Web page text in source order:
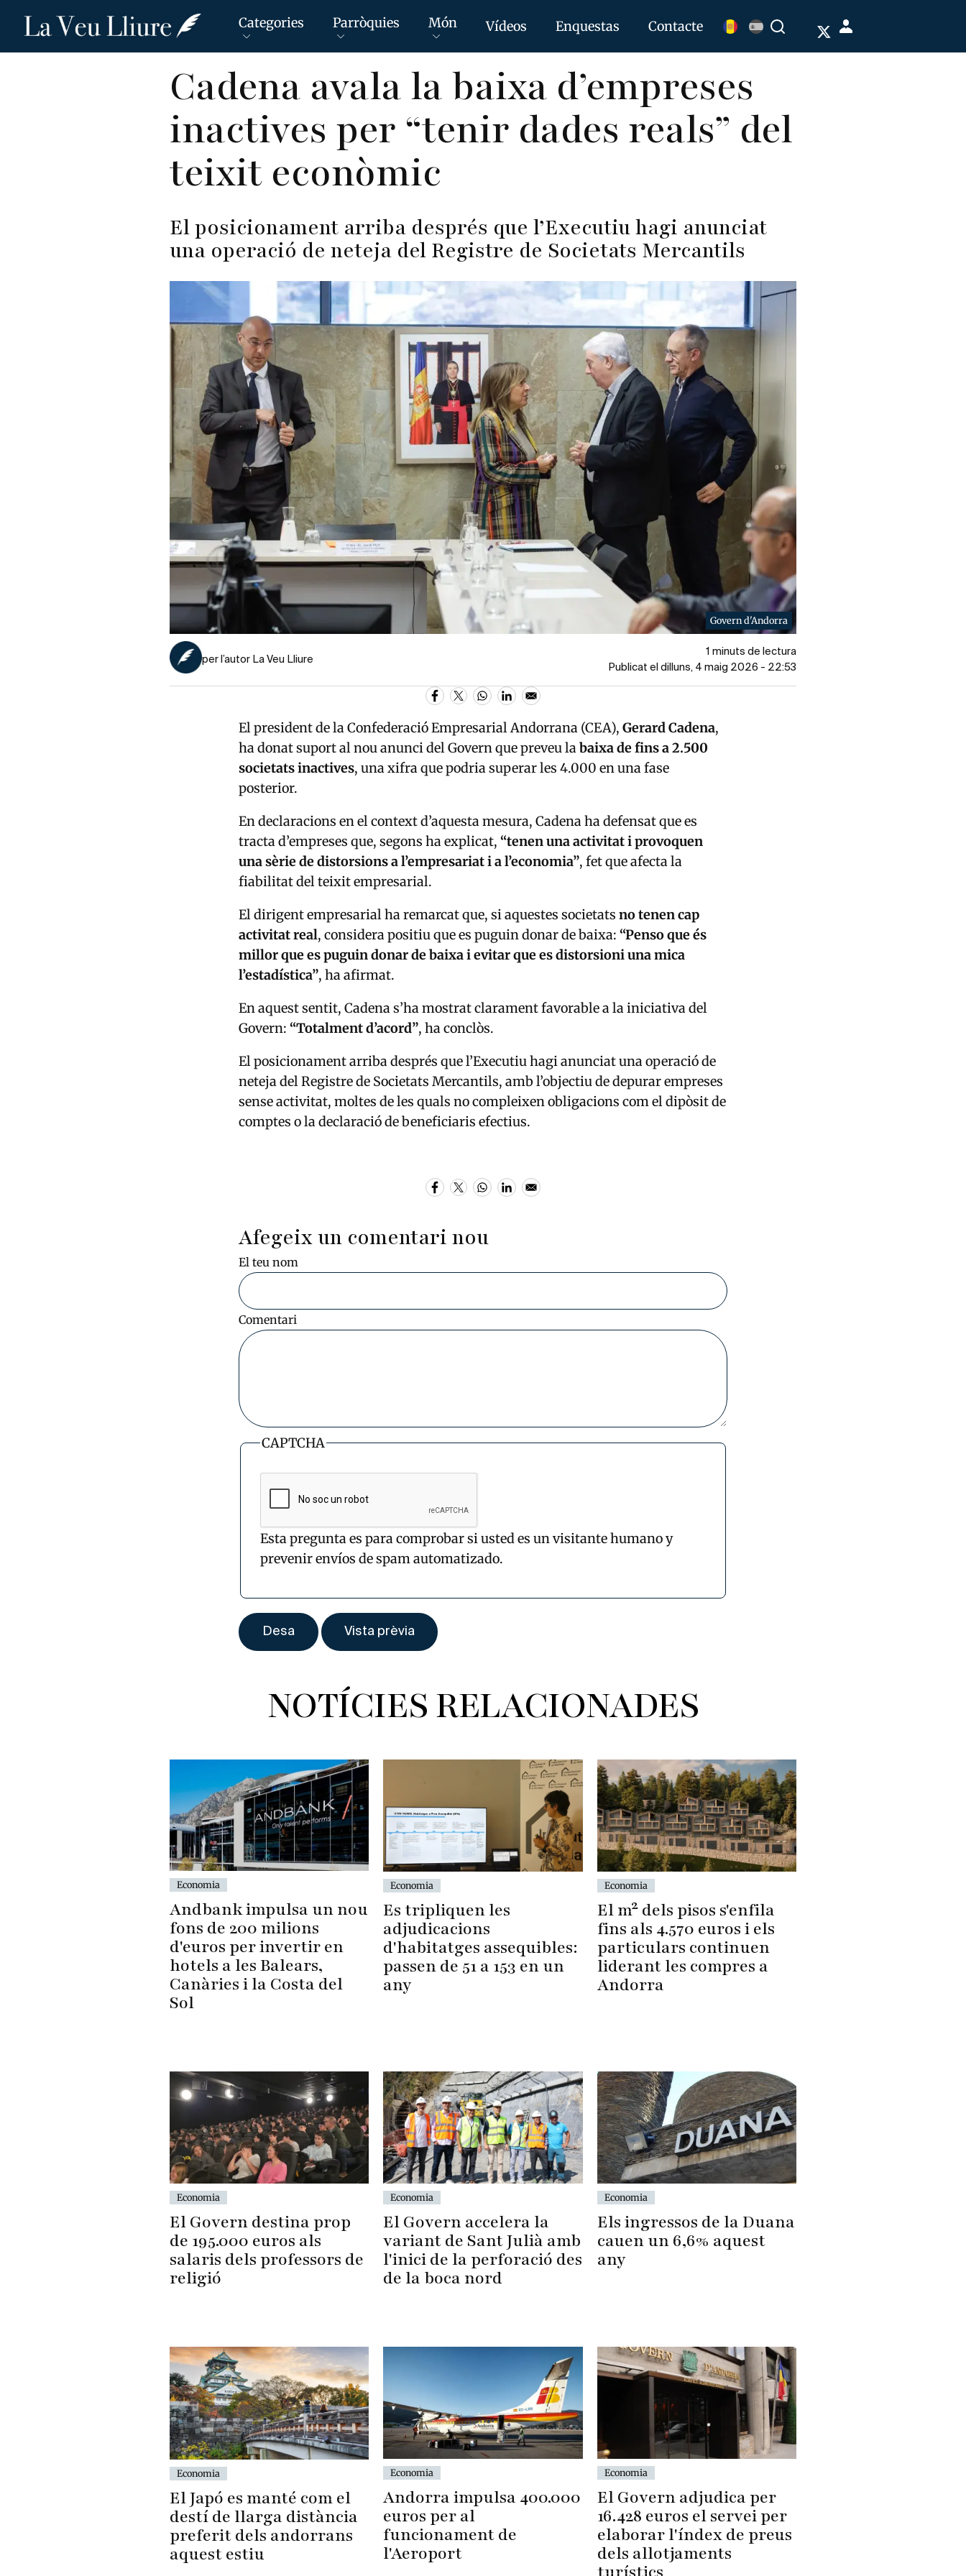
Vés
Categories Parròquies Món Vídeos Enquestas Contacte Buscar Menú
de
Cadena avala la baixa d’empreses
inactives per “tenir dades reals” del
teixit econòmic
El posicionament arriba després que l’Executiu hagi anunciat
una operació de neteja del Registre de Societats Mercantils
Govern d'Andorra
per l’autor La Veu Lliure
1 minuts de lectura
Publicat el dilluns, 4 maig 2026 - 22:53
El president de la Confederació Empresarial Andorrana (CEA), Gerard Cadena,
ha donat suport al nou anunci del Govern que preveu labaixa de fins a 2.500
societats inactives, una xifra que podria superar les 4.000 en una fase
posterior.
En declaracions en el context d’aquesta mesura, Cadena ha defensat que es
tracta d’empreses que, segons ha explicat, “tenen una activitat i provoquen
una sèrie de distorsions a l’empresariat i a l’economia”, fet que afecta la
fiabilitat del teixit empresarial.
El dirigent empresarial ha remarcat que, si aquestes societats no tenen cap
activitat real, considera positiu que es puguin donar de baixa: “Penso que és
millor que es puguin donar de baixa i evitar que es distorsioni una mica
l’estadística”, ha afirmat.
En aquest sentit, Cadena s’ha mostrat clarament favorable a la iniciativa del
Govern: “Totalment d’acord”, ha conclòs.
El posicionament arriba després que l’Executiu hagi anunciat una operació de
neteja del Registre de Societats Mercantils, amb l’objectiu de depurar empreses
sense activitat, moltes de les quals no compleixen obligacions com el dipòsit de
comptes o la declaració de beneficiaris efectius.
Afegeix un comentari nou
El teu nom
Comentari
CAPTCHA
Esta pregunta es para comprobar si usted es un visitante humano y
prevenir envíos de spam automatizado.
NOTÍCIES RELACIONADES
Economia
Andbank impulsa un nou
fons de 200 milions
d'euros per invertir en
hotels a les Balears,
Canàries i la Costa del
Sol
Economia
Es tripliquen les
adjudicacions
d'habitatges assequibles:
passen de 51 a 153 en un
any
Economia
El m² dels pisos s'enfila
fins als 4.570 euros i els
particulars continuen
liderant les compres a
Andorra
Economia
El Govern destina prop
de 195.000 euros als
salaris dels professors de
religió
Economia
El Govern accelera la
variant de Sant Julià amb
l'inici de la perforació des
de la boca nord
Economia
Els ingressos de la Duana
cauen un 6,6% aquest
any
Economia
El Japó es manté com el
destí de llarga distància
preferit dels andorrans
aquest estiu
Economia
Andorra impulsa 400.000
euros per al
funcionament de
l'Aeroport
Economia
El Govern adjudica per
16.428 euros el servei per
elaborar l'índex de preus
dels allotjaments